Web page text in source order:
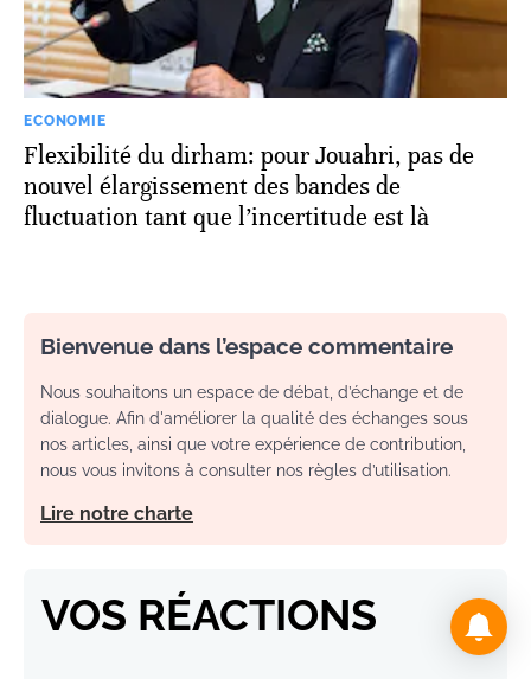
ECONOMIE
Flexibilité du dirham: pour Jouahri, pas de
nouvel élargissement des bandes de
fluctuation tant que l’incertitude est là
Bienvenue dans l’espace commentaire
Nous souhaitons un espace de débat, d’échange et de
dialogue. Afin d'améliorer la qualité des échanges sous
nos articles, ainsi que votre expérience de contribution,
nous vous invitons à consulter nos règles d’utilisation.
Lire notre charte
VOS RÉACTIONS